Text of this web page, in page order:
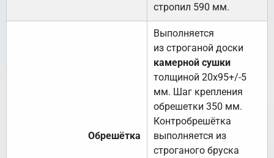
стропил 590 мм.
Обрешётка
Выполняется
из строганой доски
камерной сушки
толщиной 20х95+/-5
мм. Шаг крепления
обрешетки 350 мм.
Контробрешётка
выполняется из
строганого бруска